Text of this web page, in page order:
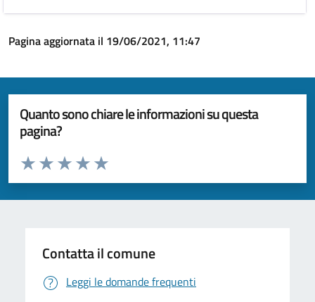
Pagina aggiornata il 19/06/2021, 11:47
Quanto sono chiare le informazioni su questa
pagina?
Valuta da 1 a 5 stelle la pagina
Valuta 5 stelle su 5
Valuta 4 stelle su 5
Valuta 3 stelle su 5
Valuta 2 stelle su 5
Valuta 1 stelle su 5
Contatta il comune
Leggi le domande frequenti